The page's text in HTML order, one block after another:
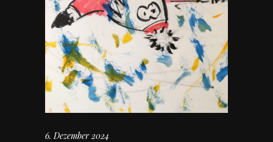
6. Dezember 2024